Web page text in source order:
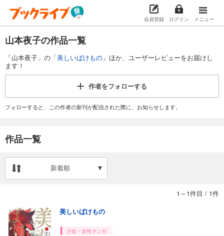
会員登録 ログイン メニュー
山本夜子の作品一覧
「山本夜子」の「美しいばけもの 」ほか、ユーザーレビューをお届けし
ます！
作者をフォローする
フォローすると、この作者の新刊が配信された際に、お知らせします。
作品一覧
新着順
1～1件目 / 1件
美しいばけもの
少女・女性マンガ